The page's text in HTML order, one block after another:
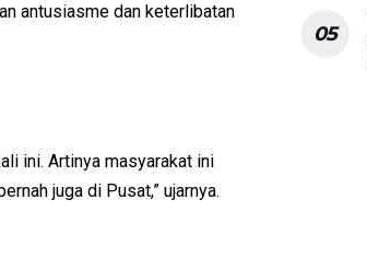
antusiasme dan keterlibatan
ini. Artinya masyarakat ini
juga di Pusat,” ujarnya.